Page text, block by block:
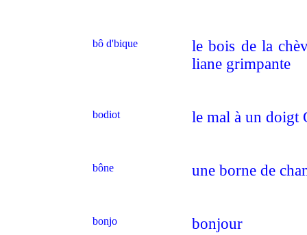
bô d'bique
le bois de la
liane grimpante
bodiot le mal à un doigt
bône une borne de
bonjo
bonjour